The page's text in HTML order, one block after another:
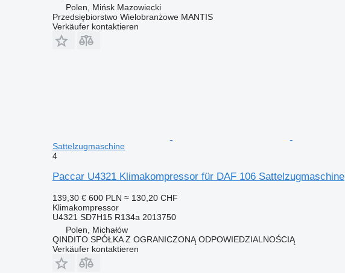
Polen, Mińsk Mazowiecki
Przedsiębiorstwo Wielobranżowe MANTIS
Verkäufer kontaktieren
Sattelzugmaschine
4
Paccar U4321 Klimakompressor für DAF 106 Sattelzugmaschine
139,30 € 600 PLN ≈ 130,20 CHF
Klimakompressor
U4321 SD7H15 R134a 2013750
Polen, Michałów
QINDITO SPÓŁKA Z OGRANICZONĄ ODPOWIEDZIALNOŚCIĄ
Verkäufer kontaktieren